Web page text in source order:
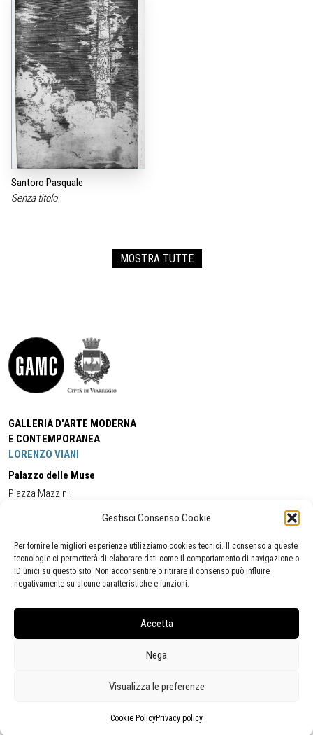
Gestisci Consenso Cookie
Per fornire le migliori esperienze utilizziamo cookies tecnici. Il consenso a queste
tecnologie ci permetterà di elaborare dati come il comportamento di navigazione o
ID unici su questo sito. Non acconsentire o ritirare il consenso può influire
negativamente su alcune caratteristiche e funzioni.
Accetta
Nega
Visualizza le preferenze
Cookie PolicyPrivacy policy
Santoro Pasquale
Senza titolo
MOSTRA TUTTE
GALLERIA D'ARTE MODERNA
E CONTEMPORANEA
LORENZO VIANI
Palazzo delle Muse
Piazza Mazzini
Cell:+39 338 5714978 (orario apertura Galleria)
Tel:
+39 0584 944580
(orario 09.00/13.00)
Email:gamc@comune.viareggio.lu.it
Segnalazione di inaccessibilità